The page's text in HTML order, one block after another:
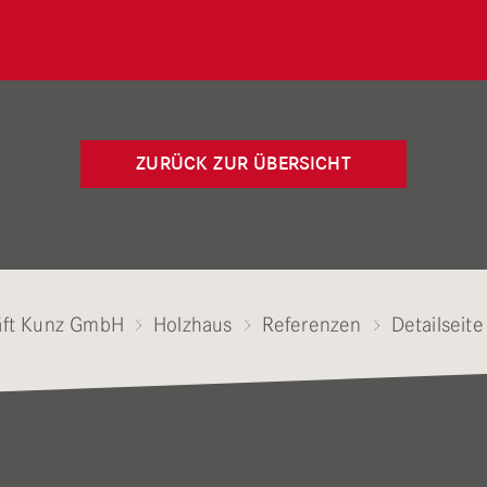
ZURÜCK ZUR ÜBERSICHT
Kunz GmbH Holzhaus Referenzen